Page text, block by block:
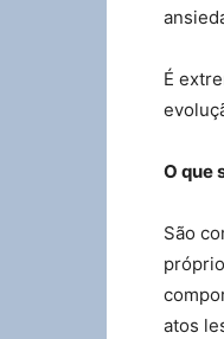
É
O que
São
atos